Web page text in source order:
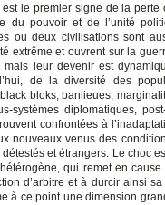
le premier signe de la
du pouvoir et de l’unité
ou deux civilisations sont
extrême et ouvrent sur la
leur devenir est
de la diversité des
bloks, banlieues,
systèmes diplomatiques,
confrontées à
nouveaux venus des
et étrangers. Le choc
qui remet en cause
d’arbitre et à durcir ainsi
à ce point une dimension